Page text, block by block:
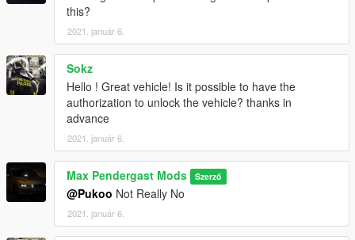
this?
2021. január 6.
Sokz
Hello ! Great vehicle! Is it possible to have the
authorization to unlock the vehicle? thanks in
advance
2021. január 6.
Max Pendergast Mods Szerző
@Pukoo Not Really No
2021. január 6.